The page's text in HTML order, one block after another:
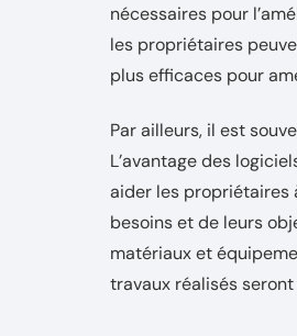
nécessaires pour
les propriétaires
plus efficaces pour
Par ailleurs, il est
L’avantage des
aider les propriétaires
besoins et de leurs
matériaux et
travaux réalisés